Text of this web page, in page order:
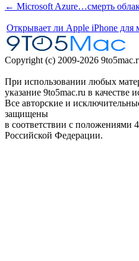
← Microsoft Azure…смерть
Открывает ли Apple iPhone
Copyright (c) 2009-2026
При использовании любых
указание 9to5mac.ru в качестве
Все авторские и
защищены
в соответствии с положениями
Российской Федерации.